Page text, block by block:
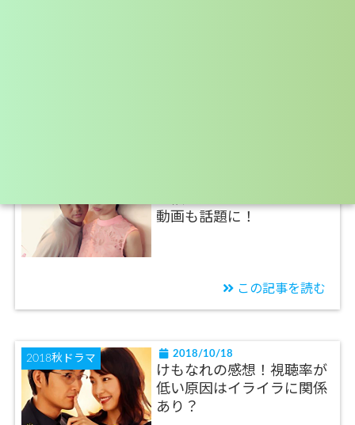
動画も話題に！
この記事を読む
2018秋ドラマ 2018/10/18
けもなれの感想！視聴率が
低い原因はイライラに関係
あり？